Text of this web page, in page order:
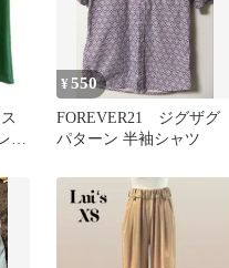
ス
¥550
FOREVER21 ジグザグ
パターン 半袖シャツ